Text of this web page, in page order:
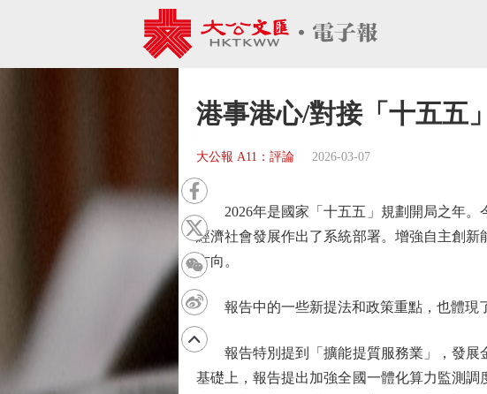
港事港心/對接「十五五
大公報 A11：評論 2026-03-07
2026年是國家「十五五」規劃開局之年。今
經濟社會發展作出了系統部署。增強自主創
方向。
報告中的一些新提法和政策重點，也體現了
報告特別提到「擴能提質服務業」，發展金
基礎上，報告提出加強全國一體化算力監測